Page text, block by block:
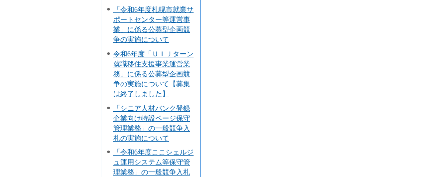
「令和6年度札幌市就業サ
ポートセンター等運営事
業」に係る公募型企画競
争の実施について
令和6年度「ＵＩＪターン
就職移住支援事業運営業
務」に係る公募型企画競
争の実施について【募集
は終了しました】
「シニア人材バンク登録
企業向け特設ページ保守
管理業務」の一般競争入
札の実施について
「令和6年度ここシェルジ
ュ運用システム等保守管
理業務」の一般競争入札